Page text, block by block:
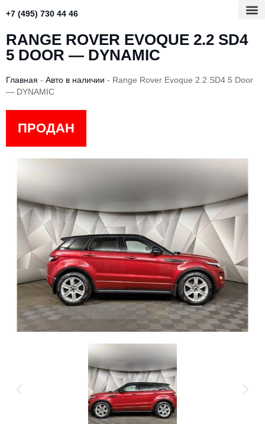
+7 (495) 730 44 46
RANGE ROVER EVOQUE 2.2 SD4
5 DOOR — DYNAMIC
Главная - Авто в наличии - Range Rover Evoque 2.2 SD4 5 Door
— DYNAMIC
ПРОДАН